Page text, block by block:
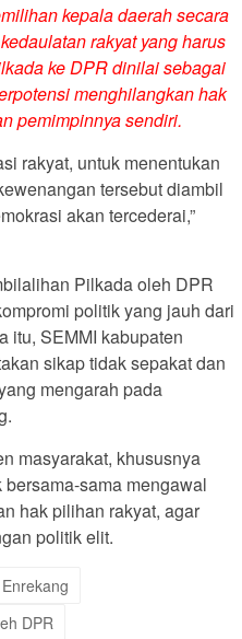
kepala daerah secara
rakyat yang harus
ke DPR dinilai sebagai
menghilangkan hak
pemimpinnya sendiri.
rakyat, untuk menentukan
tersebut diambil
akan tercederai,”
Pilkada oleh DPR
politik yang jauh dari
itu, SEMMI kabupaten
sikap tidak sepakat dan
mengarah pada
masyarakat, khususnya
sama mengawal
hak pilihan rakyat, agar
politik elit.
DPR